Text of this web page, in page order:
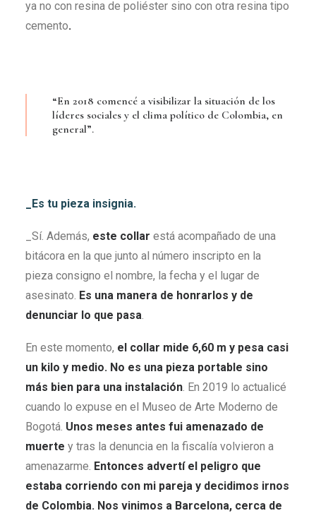
ya no con resina de poliéster sino con otra resina tipo
cemento.
“En 2018 comencé a visibilizar la situación de los
líderes sociales y el clima político de Colombia, en
general”.
_Es tu pieza insignia.
_Sí. Además, este collar está acompañado de una
bitácora en la que junto al número inscripto en la
pieza consigno el nombre, la fecha y el lugar de
asesinato. Es una manera de honrarlos y de
denunciar lo que pasa.
En este momento, el collar mide 6,60 m y pesa casi
un kilo y medio. No es una pieza portable sino
más bien para una instalación. En 2019 lo actualicé
cuando lo expuse en el Museo de Arte Moderno de
Bogotá. Unos meses antes fui amenazado de
muerte y tras la denuncia en la fiscalía volvieron a
amenazarme. Entonces advertí el peligro que
estaba corriendo con mi pareja y decidimos irnos
de Colombia. Nos vinimos a Barcelona, cerca de